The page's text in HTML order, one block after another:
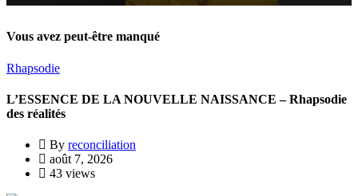
Vous avez peut-être manqué
Rhapsodie
L’ESSENCE DE LA NOUVELLE NAISSANCE – Rhapsodie
des réalités
By reconciliation
août 7, 2026
43 views